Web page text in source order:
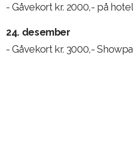
- Gåvekort kr. 2000,- på
24. desember
- Gåvekort kr. 3000,-